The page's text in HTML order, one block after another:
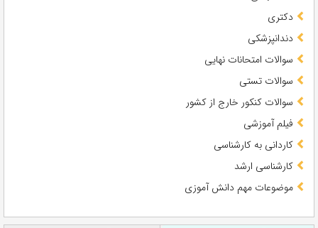
دکتری
دندانپزشکی
سوالات امتحانات نهایی
سوالات تستی
سوالات کنکور خارج از کشور
فیلم آموزشی
کاردانی به کارشناسی
کارشناسی ارشد
موضوعات مهم دانش آموزی